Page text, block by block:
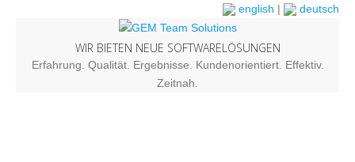
english | deutsch
WIR BIETEN NEUE SOFTWARELÖSUNGEN
Erfahrung. Qualität. Ergebnisse. Kundenorientiert. Effektiv.
Zeitnah.